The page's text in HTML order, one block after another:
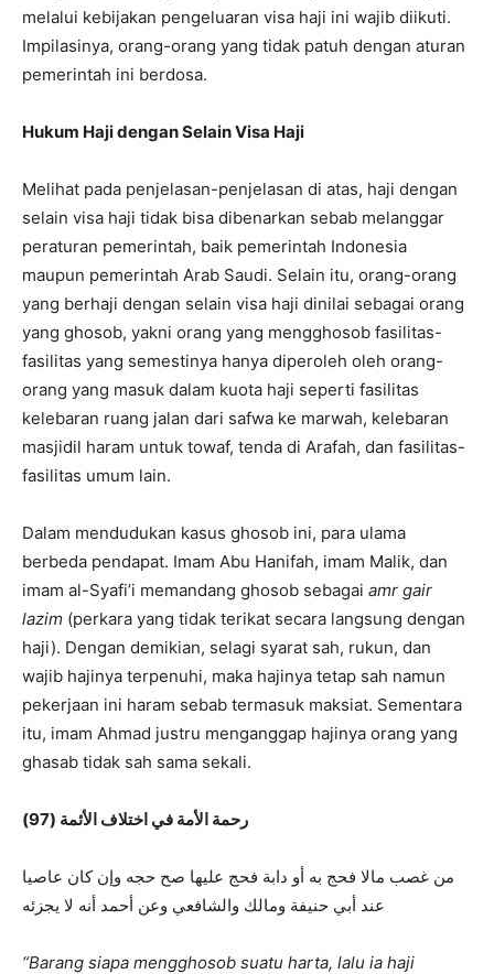
melalui kebijakan pengeluaran visa haji ini wajib diikuti.
Impilasinya, orang-orang yang tidak patuh dengan aturan
pemerintah ini berdosa.
Hukum Haji dengan Selain Visa Haji
Melihat pada penjelasan-penjelasan di atas, haji dengan
selain visa haji tidak bisa dibenarkan sebab melanggar
peraturan pemerintah, baik pemerintah Indonesia
maupun pemerintah Arab Saudi. Selain itu, orang-orang
yang berhaji dengan selain visa haji dinilai sebagai orang
yang ghosob, yakni orang yang mengghosob fasilitas-
fasilitas yang semestinya hanya diperoleh oleh orang-
orang yang masuk dalam kuota haji seperti fasilitas
kelebaran ruang jalan dari safwa ke marwah, kelebaran
masjidil haram untuk towaf, tenda di Arafah, dan fasilitas-
fasilitas umum lain.
Dalam mendudukan kasus ghosob ini, para ulama
berbeda pendapat. Imam Abu Hanifah, imam Malik, dan
imam al-Syafi’i memandang ghosob sebagai amr gair
lazim (perkara yang tidak terikat secara langsung dengan
haji). Dengan demikian, selagi syarat sah, rukun, dan
wajib hajinya terpenuhi, maka hajinya tetap sah namun
pekerjaan ini haram sebab termasuk maksiat. Sementara
itu, imam Ahmad justru menganggap hajinya orang yang
ghasab tidak sah sama sekali.
رحمة الأمة في اختلاف الأئمة (97)
من غصب مالا فحج به أو دابة فحج عليها صح حجه وإن كان عاصيا
عند أبي حنيفة ومالك والشافعي وعن أحمد أنه لا يجزئه
“Barang siapa mengghosob suatu harta, lalu ia haji